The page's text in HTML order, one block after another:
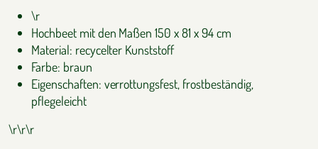
\r
Hochbeet mit den Maßen 150 x 81 x 94 cm
Material: recycelter Kunststoff
Farbe: braun
Eigenschaften: verrottungsfest, frostbeständig,
pflegeleicht
\r\r\r